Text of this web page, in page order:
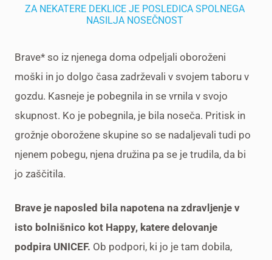
ZA NEKATERE DEKLICE JE POSLEDICA SPOLNEGA
NASILJA NOSEČNOST
Brave* so iz njenega doma odpeljali oboroženi
moški in jo dolgo časa zadrževali v svojem taboru v
gozdu. Kasneje je pobegnila in se vrnila v svojo
skupnost. Ko je pobegnila, je bila noseča. Pritisk in
grožnje oborožene skupine so se nadaljevali tudi po
njenem pobegu, njena družina pa se je trudila, da bi
jo zaščitila.
Brave je naposled bila napotena na zdravljenje v
isto bolnišnico kot Happy, katere delovanje
podpira UNICEF. Ob podpori, ki jo je tam dobila,